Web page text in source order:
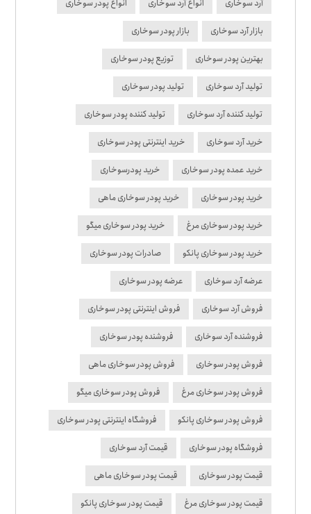
آرد سوخاری انواع آرد سوخاری انواع پودر سوخاری
بازار آرد سوخاری بازار پودر سوخاری
بهترین پودر سوخاری توزیع پودر سوخاری
تولید آرد سوخاری تولید پودر سوخاری
تولید کننده آرد سوخاری تولید کننده پودر سوخاری
خرید آرد سوخاری خرید اینترنتی پودر سوخاری
خرید عمده پودر سوخاری خرید پودرسوخاری
خرید پودر سوخاری خرید پودر سوخاری ماهی
خرید پودر سوخاری مرغ خرید پودر سوخاری میگو
خرید پودر سوخاری پانکو صادرات پودر سوخاری
عرضه آرد سوخاری عرضه پودر سوخاری
فروش آرد سوخاری فروش اینترنتی پودر سوخاری
فروشنده آرد سوخاری فروشنده پودر سوخاری
فروش پودر سوخاری فروش پودر سوخاری ماهی
فروش پودر سوخاری مرغ فروش پودر سوخاری میگو
فروش پودر سوخاری پانکو فروشگاه اینترنتی پودر سوخاری
فروشگاه پودر سوخاری قیمت آرد سوخاری
قیمت پودر سوخاری قیمت پودر سوخاری ماهی
قیمت پودر سوخاری مرغ قیمت پودر سوخاری پانکو